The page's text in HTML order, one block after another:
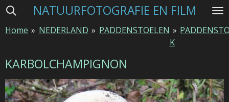
Ga
naar
hoofdinhoud
NATUURFOTOGRAFIE EN FILM
Home » NEDERLAND » PADDENSTOELEN »
K
KARBOLCHAMPIGNON